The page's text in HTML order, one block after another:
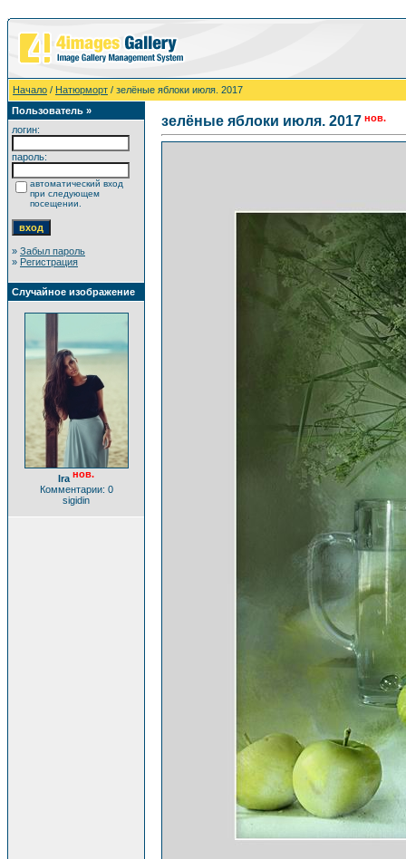
Начало / Натюрморт / зелёные яблоки июля. 2017
Пользователь »
логин:
пароль:
автоматический вход
при следующем
посещении.
» Забыл пароль
» Регистрация
Случайное изображение
Ira нов.
Комментарии: 0
sigidin
зелёные яблоки июля. 2017 нов.